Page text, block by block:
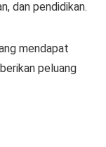
dan pendidikan.
mendapat
peluang